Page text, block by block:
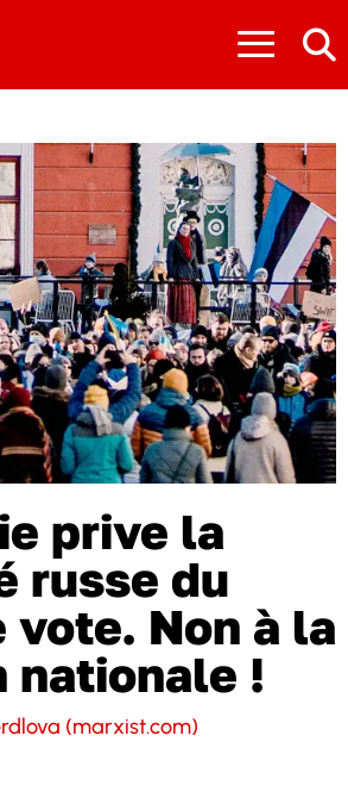
≡
prive la
russe du
vote. Non à la
nationale !
(marxist.com)